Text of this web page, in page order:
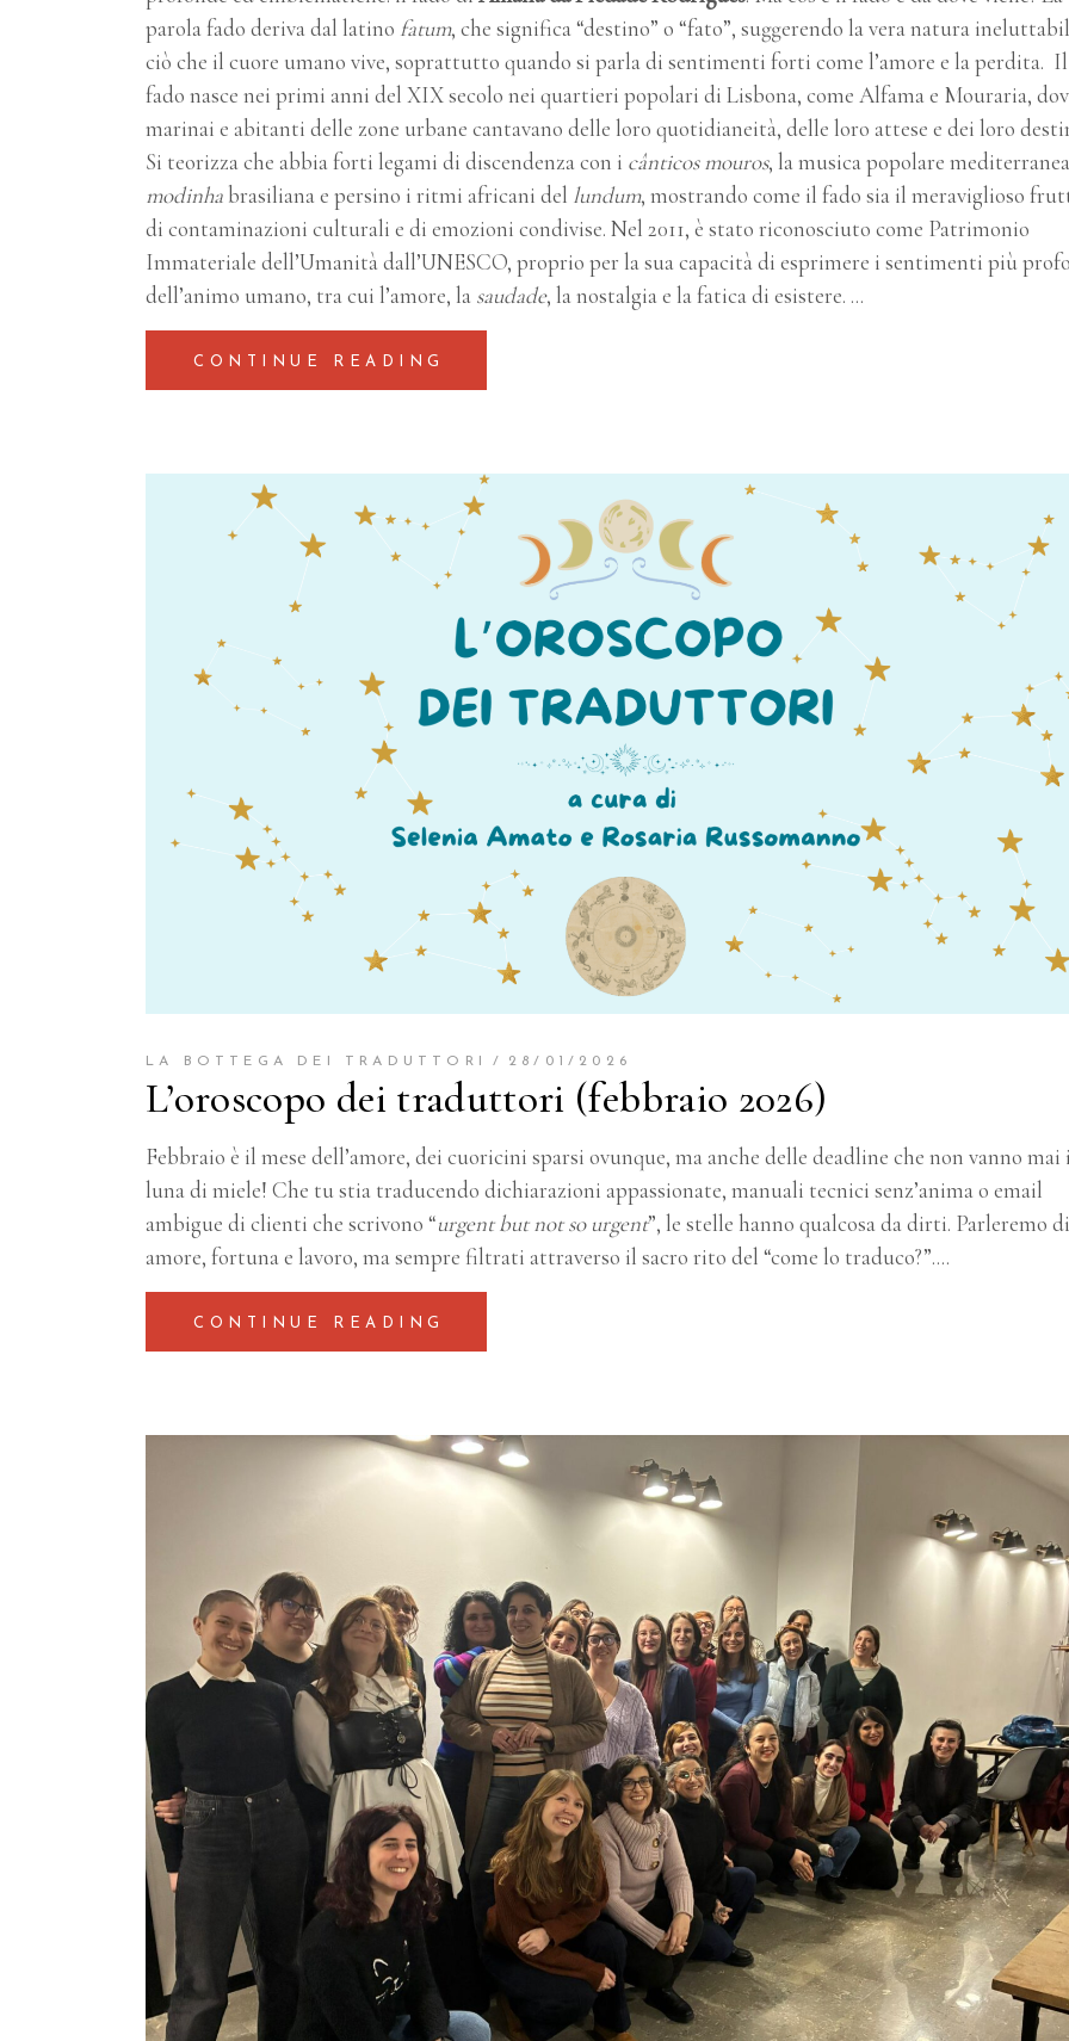
parola fado deriva dal latino fatum, che significa “destino” o “fato”, suggerendo la vera natura
ciò che il cuore umano vive, soprattutto quando si parla di sentimenti forti come l’amore e la perdita. Il
fado nasce nei primi anni del XIX secolo nei quartieri popolari di Lisbona, come Alfama e Mouraria,
marinai e abitanti delle zone urbane cantavano delle loro quotidianeità, delle loro attese e dei loro
Si teorizza che abbia forti legami di discendenza con i cânticos mouros, la musica popolare
modinha brasiliana e persino i ritmi africani del lundum, mostrando come il fado sia il meraviglioso
di contaminazioni culturali e di emozioni condivise. Nel 2011, è stato riconosciuto come Patrimonio
Immateriale dell’Umanità dall’UNESCO, proprio per la sua capacità di esprimere i sentimenti più
dell’animo umano, tra cui l’amore, la saudade, la nostalgia e la fatica di esistere.
CONTINUE READING
LA BOTTEGA DEI TRADUTTORI 28/01/2026
L’oroscopo dei traduttori (febbraio 2026)
Febbraio è il mese dell’amore, dei cuoricini sparsi ovunque, ma anche delle deadline che non vanno mai
luna di miele! Che tu stia traducendo dichiarazioni appassionate, manuali tecnici senz’anima o email
ambigue di clienti che scrivono “urgent but not so urgent”, le stelle hanno qualcosa da dirti. Parleremo di
amore, fortuna e lavoro, ma sempre filtrati attraverso il sacro rito del “come lo traduco?”.
CONTINUE READING